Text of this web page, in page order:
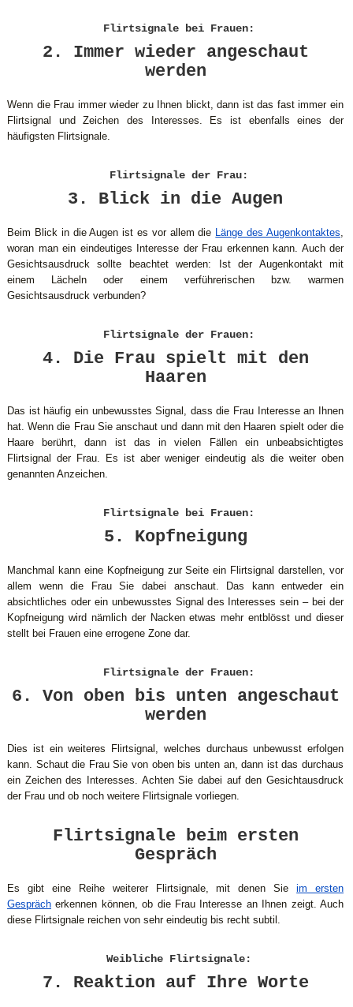
Flirtsignale bei Frauen:
2. Immer wieder angeschaut
werden
Wenn die Frau immer wieder zu Ihnen blickt, dann ist das fast immer ein
Flirtsignal und Zeichen des Interesses. Es ist ebenfalls eines der
häufigsten Flirtsignale.
Flirtsignale der Frau:
3. Blick in die Augen
Beim Blick in die Augen ist es vor allem die Länge des Augenkontaktes,
woran man ein eindeutiges Interesse der Frau erkennen kann. Auch der
Gesichtsausdruck sollte beachtet werden: Ist der Augenkontakt mit
einem Lächeln oder einem verführerischen bzw. warmen
Gesichtsausdruck verbunden?
Flirtsignale der Frauen:
4. Die Frau spielt mit den
Haaren
Das ist häufig ein unbewusstes Signal, dass die Frau Interesse an Ihnen
hat. Wenn die Frau Sie anschaut und dann mit den Haaren spielt oder die
Haare berührt, dann ist das in vielen Fällen ein unbeabsichtigtes
Flirtsignal der Frau. Es ist aber weniger eindeutig als die weiter oben
genannten Anzeichen.
Flirtsignale bei Frauen:
5. Kopfneigung
Manchmal kann eine Kopfneigung zur Seite ein Flirtsignal darstellen, vor
allem wenn die Frau Sie dabei anschaut. Das kann entweder ein
absichtliches oder ein unbewusstes Signal des Interesses sein – bei der
Kopfneigung wird nämlich der Nacken etwas mehr entblösst und dieser
stellt bei Frauen eine errogene Zone dar.
Flirtsignale der Frauen:
6. Von oben bis unten angeschaut
werden
Dies ist ein weiteres Flirtsignal, welches durchaus unbewusst erfolgen
kann. Schaut die Frau Sie von oben bis unten an, dann ist das durchaus
ein Zeichen des Interesses. Achten Sie dabei auf den Gesichtausdruck
der Frau und ob noch weitere Flirtsignale vorliegen.
Flirtsignale beim ersten
Gespräch
Es gibt eine Reihe weiterer Flirtsignale, mit denen Sieim ersten
Gespräch erkennen können, ob die Frau Interesse an Ihnen zeigt. Auch
diese Flirtsignale reichen von sehr eindeutig bis recht subtil.
Weibliche Flirtsignale:
7. Reaktion auf Ihre Worte